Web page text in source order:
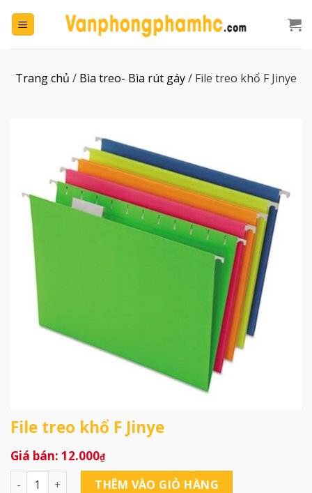
đến
Trang chủ / Bìa treo- Bìa rút gáy/ File treo khổ F Jinye
File treo khổ F Jinye
12.000₫
File treo khổ F Jinye số lượngTHÊM VÀO GIỎ HÀNG